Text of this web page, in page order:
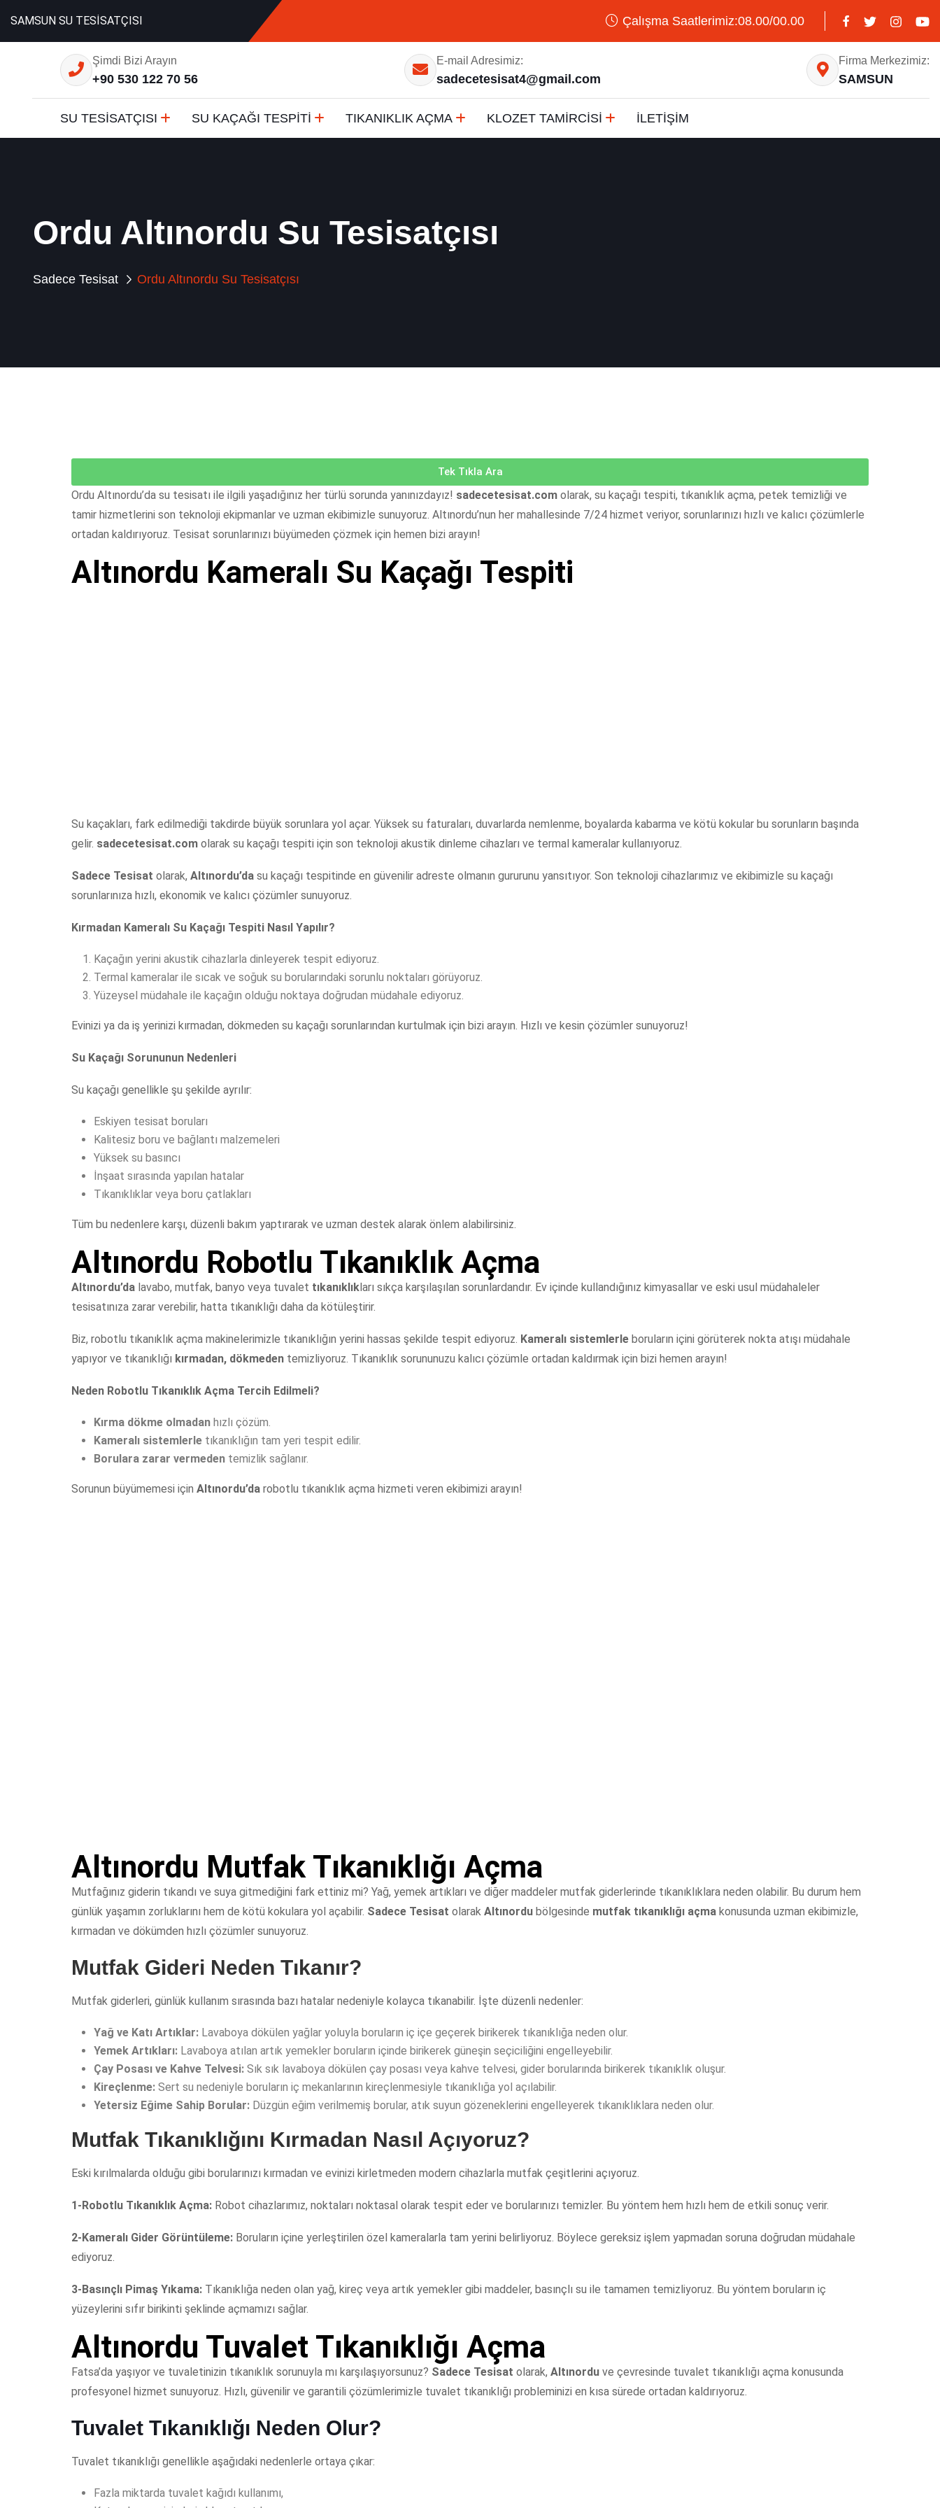
SAMSUN SU TESİSATÇISI Çalışma Saatlerimiz:08.00/00.00
Şimdi Bizi Arayın
+90 530 122 70 56
E-mail Adresimiz:
sadecetesisat4@gmail.com
Firma Merkezimiz:
SAMSUN
SU TESİSATÇISI SU KAÇAĞI TESPİTİ TIKANIKLIK AÇMA KLOZET TAMİRCİSİ İLETİŞİM
Ordu Altınordu Su Tesisatçısı
Sadece Tesisat Ordu Altınordu Su Tesisatçısı
Tek Tıkla Ara
Ordu Altınordu’da su tesisatı ile ilgili yaşadığınız her türlü sorunda yanınızdayız! sadecetesisat.com olarak, su kaçağı tespiti, tıkanıklık açma, petek temizliği ve
tamir hizmetlerini son teknoloji ekipmanlar ve uzman ekibimizle sunuyoruz. Altınordu’nun her mahallesinde 7/24 hizmet veriyor, sorunlarınızı hızlı ve kalıcı çözümlerle
ortadan kaldırıyoruz. Tesisat sorunlarınızı büyümeden çözmek için hemen bizi arayın!
Altınordu Kameralı Su Kaçağı Tespiti
Su kaçakları, fark edilmediği takdirde büyük sorunlara yol açar. Yüksek su faturaları, duvarlarda nemlenme, boyalarda kabarma ve kötü kokular bu sorunların başında
gelir. sadecetesisat.com olarak su kaçağı tespiti için son teknoloji akustik dinleme cihazları ve termal kameralar kullanıyoruz.
Sadece Tesisat olarak, Altınordu’da su kaçağı tespitinde en güvenilir adreste olmanın gururunu yansıtıyor. Son teknoloji cihazlarımız ve ekibimizle su kaçağı
sorunlarınıza hızlı, ekonomik ve kalıcı çözümler sunuyoruz.
Kırmadan Kameralı Su Kaçağı Tespiti Nasıl Yapılır?
Kaçağın yerini akustik cihazlarla dinleyerek tespit ediyoruz.
Termal kameralar ile sıcak ve soğuk su borularındaki sorunlu noktaları görüyoruz.
Yüzeysel müdahale ile kaçağın olduğu noktaya doğrudan müdahale ediyoruz.
Evinizi ya da iş yerinizi kırmadan, dökmeden su kaçağı sorunlarından kurtulmak için bizi arayın. Hızlı ve kesin çözümler sunuyoruz!
Su Kaçağı Sorununun Nedenleri
Su kaçağı genellikle şu şekilde ayrılır:
Eskiyen tesisat boruları
Kalitesiz boru ve bağlantı malzemeleri
Yüksek su basıncı
İnşaat sırasında yapılan hatalar
Tıkanıklıklar veya boru çatlakları
Tüm bu nedenlere karşı, düzenli bakım yaptırarak ve uzman destek alarak önlem alabilirsiniz.
Altınordu Robotlu Tıkanıklık Açma
Altınordu’da lavabo, mutfak, banyo veya tuvalet tıkanıklıkları sıkça karşılaşılan sorunlardandır. Ev içinde kullandığınız kimyasallar ve eski usul müdahaleler
tesisatınıza zarar verebilir, hatta tıkanıklığı daha da kötüleştirir.
Biz, robotlu tıkanıklık açma makinelerimizle tıkanıklığın yerini hassas şekilde tespit ediyoruz. Kameralı sistemlerle boruların içini görüterek nokta atışı müdahale
yapıyor ve tıkanıklığı kırmadan, dökmeden temizliyoruz. Tıkanıklık sorununuzu kalıcı çözümle ortadan kaldırmak için bizi hemen arayın!
Neden Robotlu Tıkanıklık Açma Tercih Edilmeli?
Kırma dökme olmadan hızlı çözüm.
Kameralı sistemlerle tıkanıklığın tam yeri tespit edilir.
Borulara zarar vermeden temizlik sağlanır.
Sorunun büyümemesi için Altınordu’da robotlu tıkanıklık açma hizmeti veren ekibimizi arayın!
Altınordu Mutfak Tıkanıklığı Açma
Mutfağınız giderin tıkandı ve suya gitmediğini fark ettiniz mi? Yağ, yemek artıkları ve diğer maddeler mutfak giderlerinde tıkanıklıklara neden olabilir. Bu durum hem
günlük yaşamın zorluklarını hem de kötü kokulara yol açabilir. Sadece Tesisat olarak Altınordu bölgesinde mutfak tıkanıklığı açma konusunda uzman ekibimizle,
kırmadan ve dökümden hızlı çözümler sunuyoruz.
Mutfak Gideri Neden Tıkanır?
Mutfak giderleri, günlük kullanım sırasında bazı hatalar nedeniyle kolayca tıkanabilir. İşte düzenli nedenler:
Yağ ve Katı Artıklar: Lavaboya dökülen yağlar yoluyla boruların iç içe geçerek birikerek tıkanıklığa neden olur.
Yemek Artıkları: Lavaboya atılan artık yemekler boruların içinde birikerek güneşin seçiciliğini engelleyebilir.
Çay Posası ve Kahve Telvesi: Sık sık lavaboya dökülen çay posası veya kahve telvesi, gider borularında birikerek tıkanıklık oluşur.
Kireçlenme: Sert su nedeniyle boruların iç mekanlarının kireçlenmesiyle tıkanıklığa yol açılabilir.
Yetersiz Eğime Sahip Borular: Düzgün eğim verilmemiş borular, atık suyun gözeneklerini engelleyerek tıkanıklıklara neden olur.
Mutfak Tıkanıklığını Kırmadan Nasıl Açıyoruz?
Eski kırılmalarda olduğu gibi borularınızı kırmadan ve evinizi kirletmeden modern cihazlarla mutfak çeşitlerini açıyoruz.
1-Robotlu Tıkanıklık Açma: Robot cihazlarımız, noktaları noktasal olarak tespit eder ve borularınızı temizler. Bu yöntem hem hızlı hem de etkili sonuç verir.
2-Kameralı Gider Görüntüleme: Boruların içine yerleştirilen özel kameralarla tam yerini belirliyoruz. Böylece gereksiz işlem yapmadan soruna doğrudan müdahale
ediyoruz.
3-Basınçlı Pimaş Yıkama: Tıkanıklığa neden olan yağ, kireç veya artık yemekler gibi maddeler, basınçlı su ile tamamen temizliyoruz. Bu yöntem boruların iç
yüzeylerini sıfır birikinti şeklinde açmamızı sağlar.
Altınordu Tuvalet Tıkanıklığı Açma
Fatsa’da yaşıyor ve tuvaletinizin tıkanıklık sorunuyla mı karşılaşıyorsunuz? Sadece Tesisat olarak, Altınordu ve çevresinde tuvalet tıkanıklığı açma konusunda
profesyonel hizmet sunuyoruz. Hızlı, güvenilir ve garantili çözümlerimizle tuvalet tıkanıklığı probleminizi en kısa sürede ortadan kaldırıyoruz.
Tuvalet Tıkanıklığı Neden Olur?
Tuvalet tıkanıklığı genellikle aşağıdaki nedenlerle ortaya çıkar:
Fazla miktarda tuvalet kağıdı kullanımı,